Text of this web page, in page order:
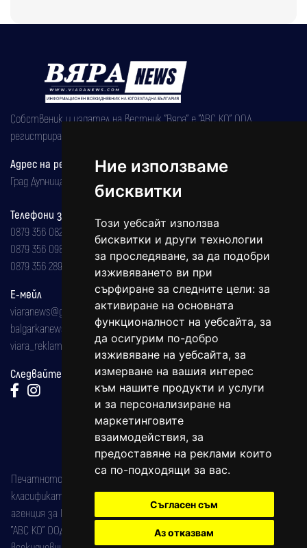
Ние използваме
бисквитки
Този уебсайт използва
бисквитки и други технологии
за проследяване, за да подобри
изживяването ви при
сърфиране за следните цели: за
активиране на основната
функционалност на уебсайта, за
да осигурим по-добро
изживяване на уебсайта, за
измерване на вашия интерес
към нашите продукти и услуги
и за персонализиране на
маркетинговите
взаимодействия, за
предоставяне на реклами които
са по-подходящи за вас.
Съгласен съм
Аз отказвам
Собственик и издател на вестник "Вяра" е "АВС КО" ООД,
регистрирана на 08.05.2002 година.
Адрес на редакцията
Град Дупница, ул.''Христо Ботев" 43
Телефони за реклама и абонаменти
0879 356 082
0879 356 098
0879 356 289
Е-мейл
viaranews@gmail.com
balgarkanews@gmail.com
viara_reklama@mail.bg
Следвайте ни:
Печатното издание на вестника е регистрирано в националния
класификатор на печатните издания (Българска национална
агенция за ISSN) под номер: ISSN 1312-4722.
"АВС КО" ООД е притежател на марката: Вяра информационен